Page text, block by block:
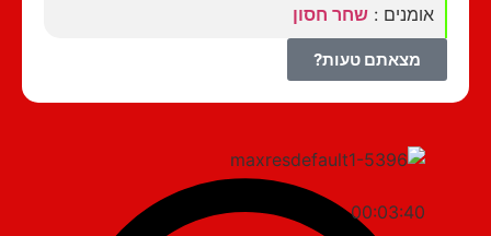
אומנים :שחר חסון
מצאתם טעות?
00:03:40